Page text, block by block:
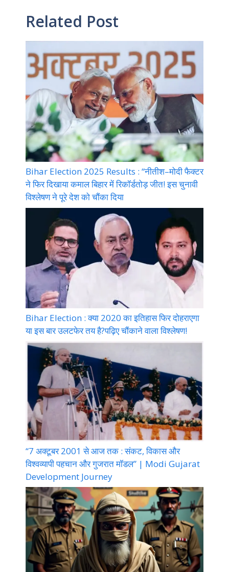
Related Post
Bihar Election 2025 Results : “नीतीश–मोदी फैक्टर
ने फिर दिखाया कमाल बिहार में रिकॉर्डतोड़ जीत! इस चुनावी
विश्लेषण ने पूरे देश को चौंका दिया
Bihar Election : क्या 2020 का इतिहास फिर दोहराएगा
या इस बार उलटफेर तय है?पढ़िए चौंकाने वाला विश्लेषण!
“7 अक्टूबर 2001 से आज तक : संकट, विकास और
विश्वव्यापी पहचान और गुजरात मॉडल” | Modi Gujarat
Development Journey